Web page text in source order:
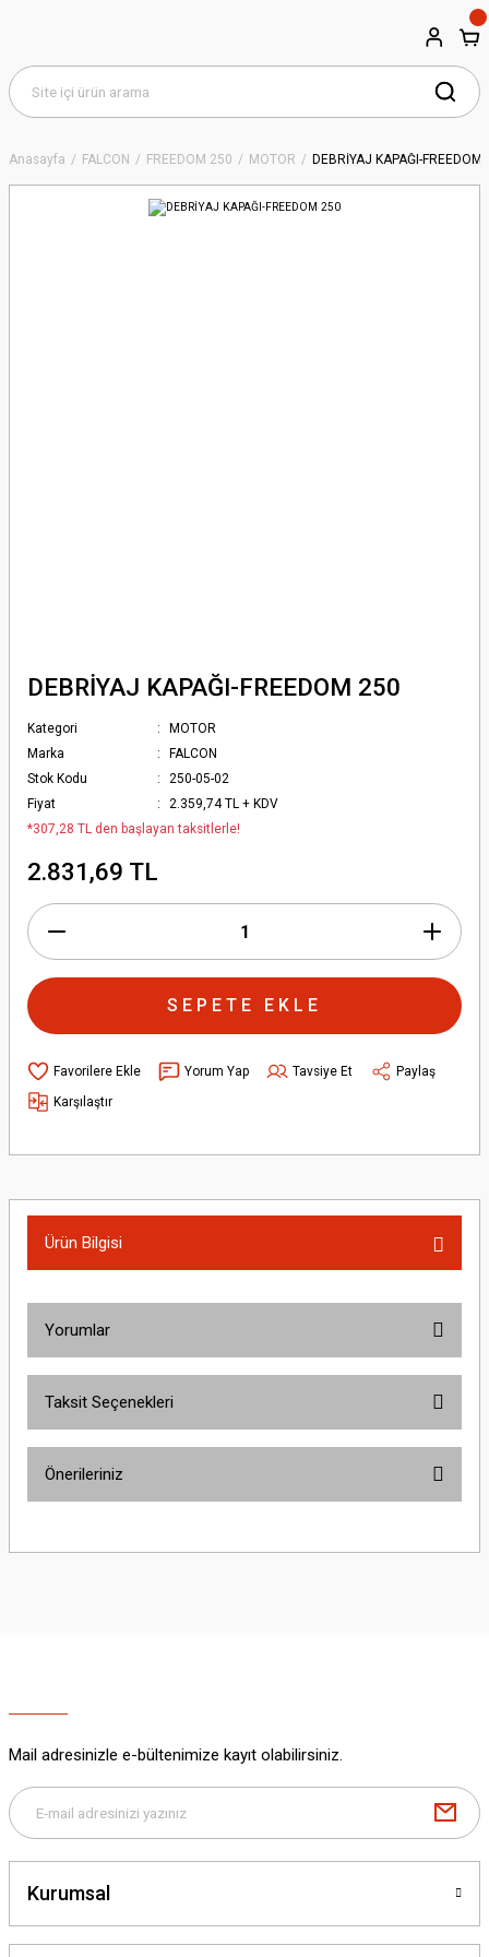
Anasayfa FALCON FREEDOM 250 MOTOR DEBRİYAJ KAPAĞI-FREEDOM
DEBRİYAJ KAPAĞI-FREEDOM 250
Kategori
MOTOR
Marka
FALCON
Stok Kodu
250-05-02
Fiyat
2.359,74 TL + KDV
*307,28 TL den başlayan taksitlerle!
2.831,69 TL
SEPETE EKLE
Yorum Yap Tavsiye Et
Paylaş
Karşılaştır
Ürün Bilgisi
Yorumlar
Taksit Seçenekleri
Önerileriniz
yetersiz gördüğünüz noktaları öneri formunu kullanarak tarafımıza
Bu ürüne benzer farklı alternatifler olmalı.
Mail adresinizle e-bültenimize kayıt olabilirsiniz.
Kurumsal